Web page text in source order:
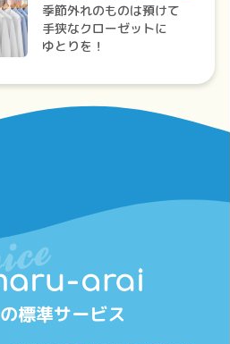
季節外れのものは預けて
手狭なクローゼットに
ゆとりを！
の標準サービス